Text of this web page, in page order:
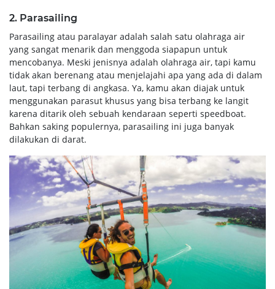
2. Parasailing
Parasailing atau paralayar adalah salah satu olahraga air
yang sangat menarik dan menggoda siapapun untuk
mencobanya. Meski jenisnya adalah olahraga air, tapi kamu
tidak akan berenang atau menjelajahi apa yang ada di dalam
laut, tapi terbang di angkasa. Ya, kamu akan diajak untuk
menggunakan parasut khusus yang bisa terbang ke langit
karena ditarik oleh sebuah kendaraan seperti speedboat.
Bahkan saking populernya, parasailing ini juga banyak
dilakukan di darat.